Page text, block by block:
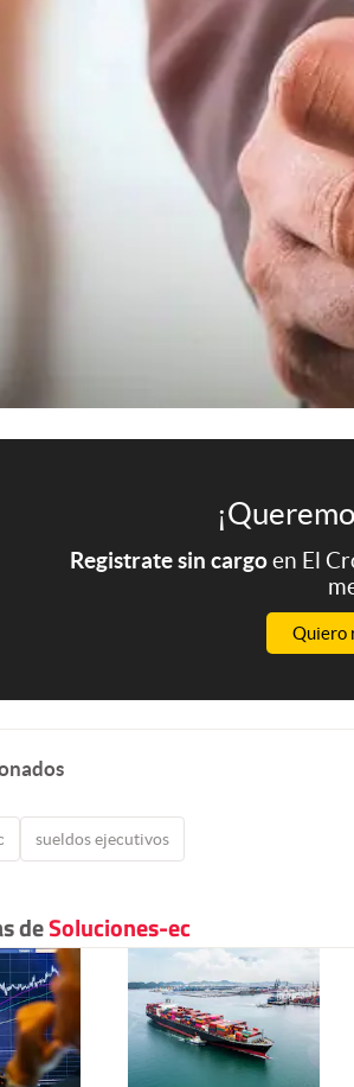
Registrate sin cargoen El
Quiero
sueldos ejecutivos
deSoluciones-ec